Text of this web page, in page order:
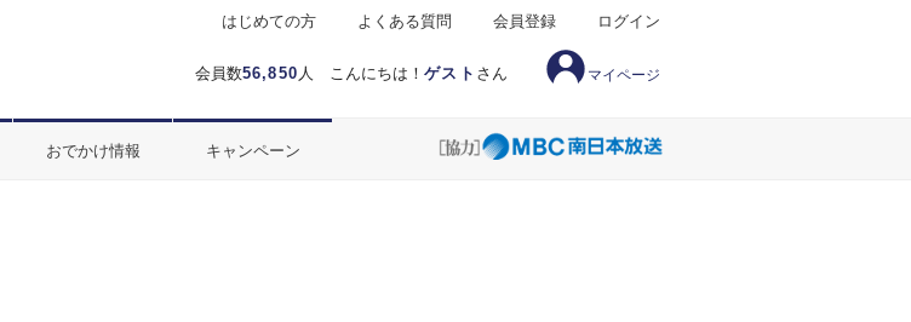
会員数56,850 人 こんにちは！ゲスト さん マイページ
はじめての方 よくある質問 会員登録 ログイン
おでかけ情報 キャンペーン